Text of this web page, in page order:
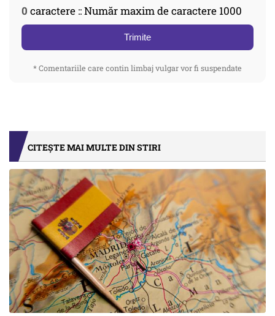
0 caractere :: Număr maxim de caractere 1000
Trimite
* Comentariile care contin limbaj vulgar vor fi suspendate
CITEȘTE MAI MULTE DIN STIRI